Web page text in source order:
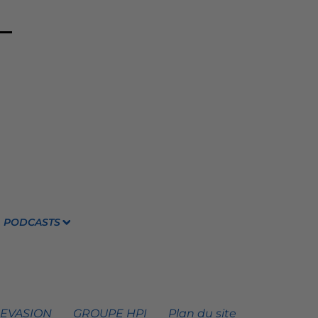
PODCASTS
GROUPE HPI Plan du site